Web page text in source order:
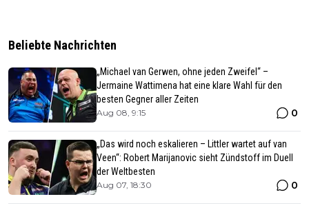
Beliebte Nachrichten
„Michael van Gerwen, ohne jeden Zweifel“ –
Jermaine Wattimena hat eine klare Wahl für den
besten Gegner aller Zeiten
Aug 08, 9:15 0
„Das wird noch eskalieren – Littler wartet auf van
Veen“: Robert Marijanovic sieht Zündstoff im Duell
der Weltbesten
Aug 07, 18:30 0